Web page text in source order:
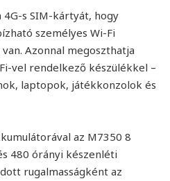
4G-s SIM-kártyát, hogy
személyes Wi-Fi
Azonnal megoszthatja
vel rendelkező készülékkel –
laptopok, játékkonzolok és
az M7350 8
480 órányi készenléti
rugalmasságként az